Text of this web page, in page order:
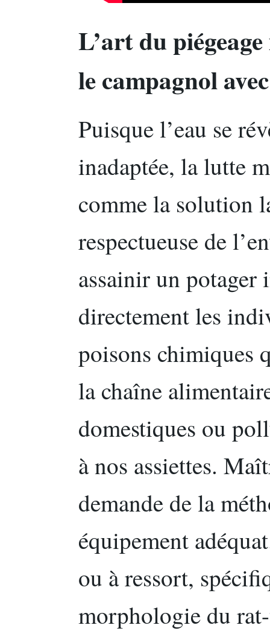
L’art du
le campagnol
Puisque l’eau se
inadaptée, la lutte
comme la solution
respectueuse de
assainir un potager
directement les
poisons chimiques
la chaîne
domestiques ou
à nos assiettes.
demande de la
équipement
ou à ressort,
morphologie du